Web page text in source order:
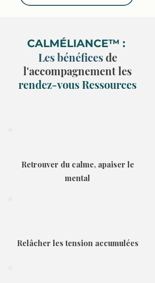
CALMÉLIANCE™ :
Les bénéficesde
l'accompagnement les
rendez-vous Ressources
Retrouver du calme, apaiser le
mental
Relâcher les tension accumulées